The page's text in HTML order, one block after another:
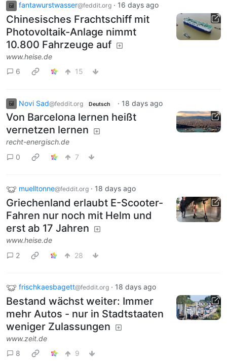
fantawurstwasser@feddit.org · 16 days ago
Chinesisches Frachtschiff mit
Photovoltaik-Anlage nimmt
10.800 Fahrzeuge auf
www.heise.de
6
15
Novi Sad@feddit.org Deutsch · 18 days ago
Von Barcelona lernen heißt
vernetzen lernen
recht-energisch.de
0
7
muelltonne@feddit.org · 18 days ago
Griechenland erlaubt E-Scooter-
Fahren nur noch mit Helm und
erst ab 17 Jahren
www.heise.de
2
28
frischkaesbagett@feddit.org · 18 days ago
Bestand wächst weiter: Immer
mehr Autos - nur in Stadtstaaten
weniger Zulassungen
www.zeit.de
8
9